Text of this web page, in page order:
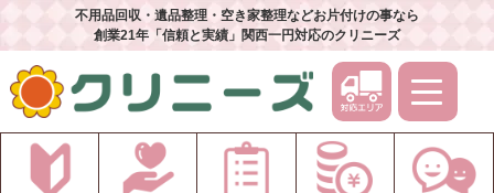
不用品回収・遺品整理・空き家整理などお片付けの事なら
創業21年「信頼と実績」関西一円対応のクリニーズ